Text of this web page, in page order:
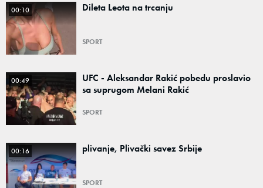
00:10 Dileta Leota na trcanju
SPORT
00:49
UFC - Aleksandar Rakić pobedu proslavio
sa suprugom Melani Rakić
SPORT
00:16 plivanje, Plivački savez Srbije
SPORT